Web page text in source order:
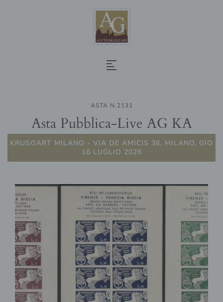
ASTA N.2131
Asta Pubblica-Live AG KA
KRUSOART MILANO - VIA DE AMICIS 36, MILANO, GIO
16 LUGLIO 2026